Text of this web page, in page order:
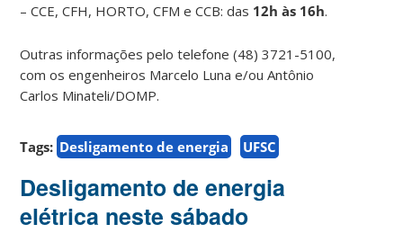
– CCE, CFH, HORTO, CFM e CCB: das 12h às 16h.
Outras informações pelo telefone (48) 3721-5100,
com os engenheiros Marcelo Luna e/ou Antônio
Carlos Minateli/DOMP.
Tags: Desligamento de energia UFSC
Desligamento de energia
elétrica neste sábado